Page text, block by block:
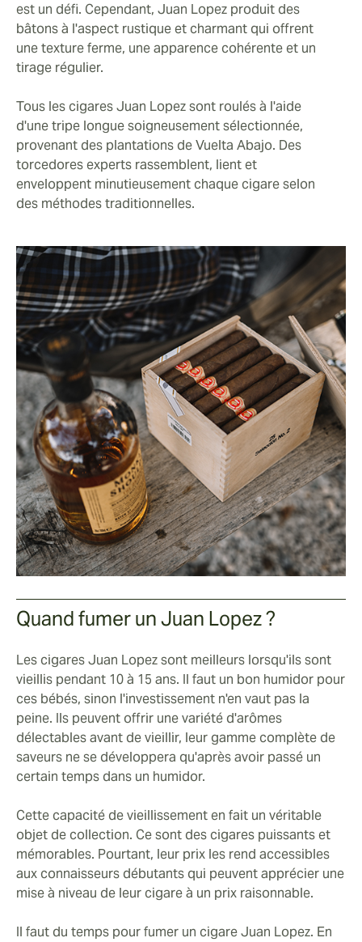
est un défi. Cependant, Juan Lopez produit des
bâtons à l'aspect rustique et charmant qui offrent
une texture ferme, une apparence cohérente et un
tirage régulier.
Tous les cigares Juan Lopez sont roulés à l'aide
d'une tripe longue soigneusement sélectionnée,
provenant des plantations de Vuelta Abajo. Des
torcedores experts rassemblent, lient et
enveloppent minutieusement chaque cigare selon
des méthodes traditionnelles.
Quand fumer un Juan Lopez ?
Les cigares Juan Lopez sont meilleurs lorsqu'ils sont
vieillis pendant 10 à 15 ans. Il faut un bon humidor pour
ces bébés, sinon l'investissement n'en vaut pas la
peine. Ils peuvent offrir une variété d'arômes
délectables avant de vieillir, leur gamme complète de
saveurs ne se développera qu'après avoir passé un
certain temps dans un humidor.
Cette capacité de vieillissement en fait un véritable
objet de collection. Ce sont des cigares puissants et
mémorables. Pourtant, leur prix les rend accessibles
aux connaisseurs débutants qui peuvent apprécier une
mise à niveau de leur cigare à un prix raisonnable.
Il faut du temps pour fumer un cigare Juan Lopez. En